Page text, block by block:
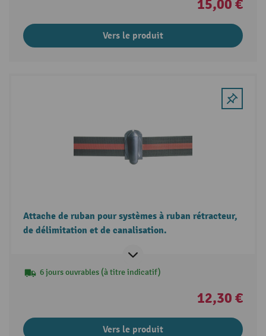
15,00 €
Vers le produit
Attache de ruban pour systèmes à ruban rétracteur,
de délimitation et de canalisation.
6 jours ouvrables (à titre indicatif)
12,30 €
Vers le produit